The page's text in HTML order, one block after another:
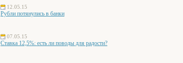
12.05.15
Рубли потянулись в банки
07.05.15
Ставка 12,5%: есть ли поводы для радости?